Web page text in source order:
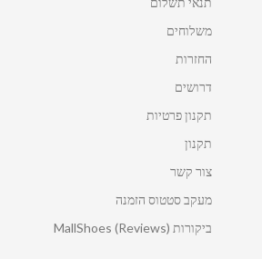
משלוחים
החזרות
דרושים
תקנון פרטיות
תקנון
צור קשר
מעקב סטטוס הזמנה
ביקורות MallShoes (Reviews)